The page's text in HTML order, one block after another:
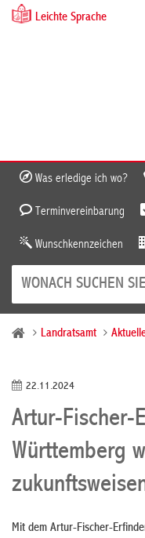
Leichte Sprache
Was erledige ich wo?
Terminvereinbarung
Wunschkennzeichen
Landratsamt
22.11.2024
Artur-Fischer-
Württemberg
Mit dem Artur-Fischer-